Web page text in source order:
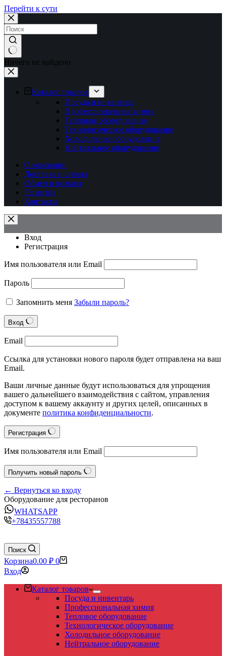
Перейти к сути
Ничего не найдено
Каталог товаров
Посуда и инвентарь
Профессиональная химия
Тепловое оборудование
Технологическое оборудование
Холодильное оборудование
Нейтральное оборудование
О компании
Доставка и оплата
Обмен и возврат
Гарантия
Контакты
Вход
Регистрация
Имя пользователя или Email
Пароль
Запомнить меня Забыли пароль?
Вход
Email
Ссылка для установки нового пароля будет отправлена на ваш
Email.
Ваши личные данные будут использоваться для упрощения
вашего дальнейшего взаимодействия с сайтом, управления
доступом к вашему аккаунту и других целей, описанных в
документе политика конфиденциальности.
Регистрация
Имя пользователя или Email
Получить новый пароль
← Вернуться ко входу
Оборудование для ресторанов
WHATSAPP
+78435557788
Поиск
Корзина0.00 ₽ 0
Вход
Каталог товаров
Посуда и инвентарь
Профессиональная химия
Тепловое оборудование
Технологическое оборудование
Холодильное оборудование
Нейтральное оборудование